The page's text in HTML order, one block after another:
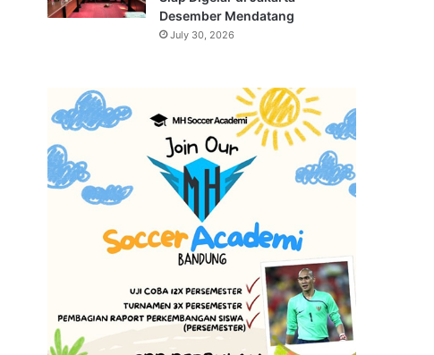
Desember Mendatang
July 30, 2026